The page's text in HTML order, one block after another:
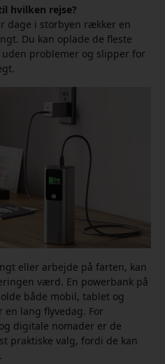
hvilken rejse?
dage i storbyen rækker en
Du kan oplade de fleste
problemer og slipper for
eller arbejde på farten, kan
værd. En powerbank på
både mobil, tablet og
lang flyvedag. For
digitale nomader er de
praktiske valg, fordi de kan